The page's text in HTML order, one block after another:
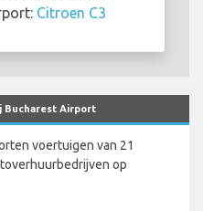
Citroen C3
Bucharest Airport
voertuigen van 21
op